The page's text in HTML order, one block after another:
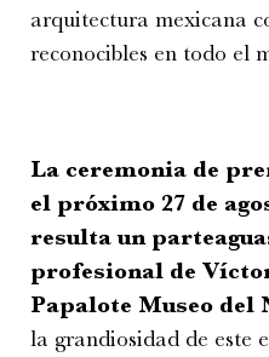
arquitectura mexicana
reconocibles en todo el
La ceremonia de
el próximo 27 de
resulta un
profesional de
Papalote Museo del
la grandiosidad de este